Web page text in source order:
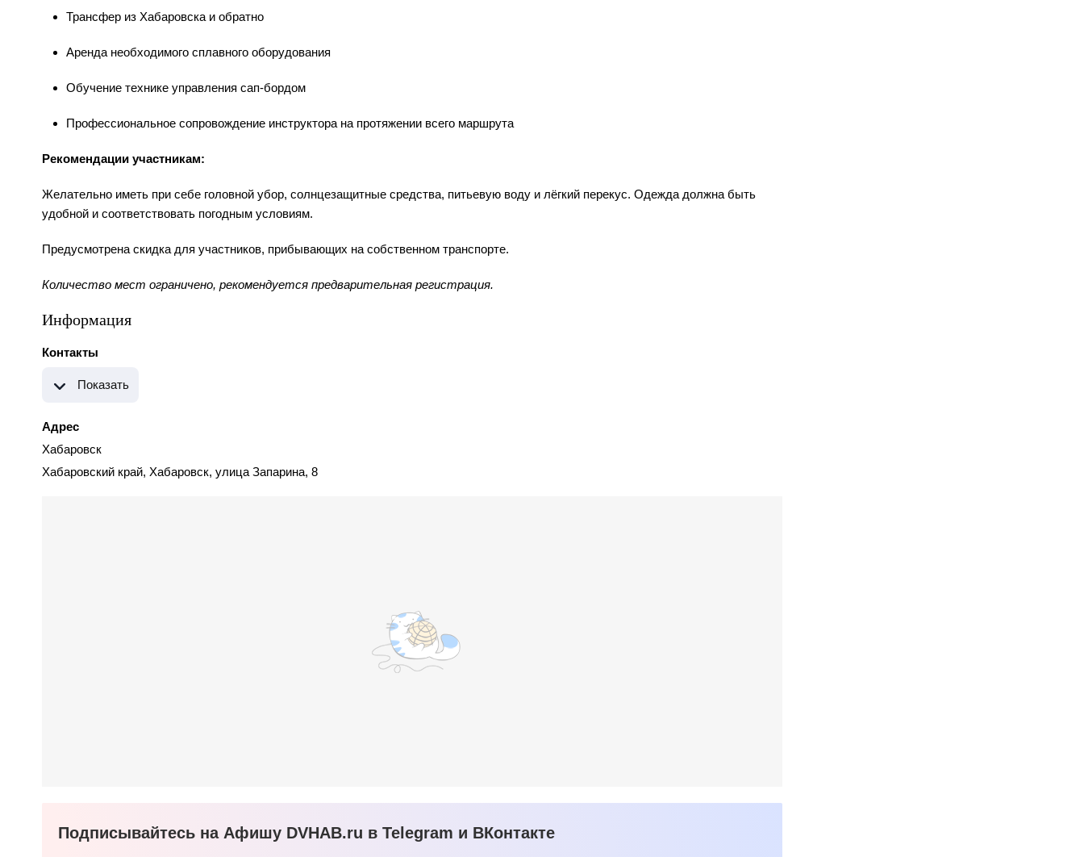
Трансфер из Хабаровска и обратно
Аренда необходимого сплавного оборудования
Обучение технике управления сап-бордом
Профессиональное сопровождение инструктора на протяжении всего маршрута
Рекомендации участникам:
Желательно иметь при себе головной убор, солнцезащитные средства, питьевую воду и лёгкий перекус. Одежда должна быть
удобной и соответствовать погодным условиям.
Предусмотрена скидка для участников, прибывающих на собственном транспорте.
Количество мест ограничено, рекомендуется предварительная регистрация.
Информация
Контакты
Показать
Адрес
Хабаровск
Хабаровский край, Хабаровск, улица Запарина, 8
Подписывайтесь на Афишу DVHAB.ru в Telegram и ВКонтакте